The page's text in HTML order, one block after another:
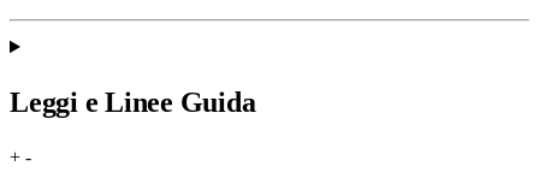
Leggi e Linee Guida
+ -